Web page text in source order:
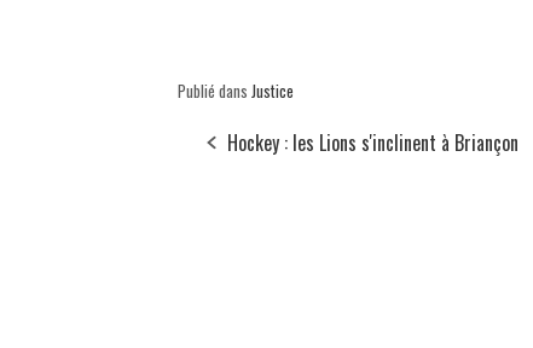
Publié dans Justice
Hockey : les Lions s'inclinent à Briançon